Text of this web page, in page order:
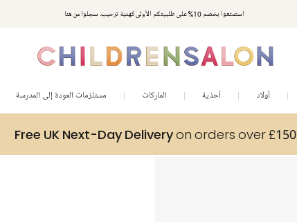
استمتعوا بخصم 10% على طلبيتكم الأولى كهدية ترحيب. سجلوا من هنا
أولاد أحذية الماركات مستلزمات العودة إلى المدرسة
Free UK Next-Day Deliveryon orders over £150